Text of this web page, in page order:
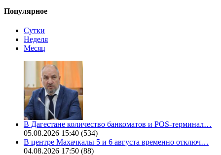
Популярное
Сутки
Неделя
Месяц
В Дагестане количество банкоматов и POS-терминал…
05.08.2026 15:40 (534)
В центре Махачкалы 5 и 6 августа временно отключ…
04.08.2026 17:50 (88)